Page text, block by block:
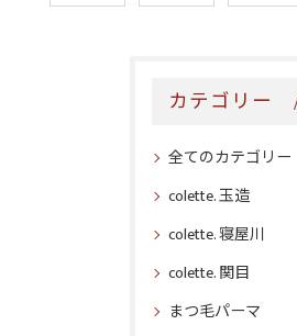
カテゴリー
全てのカテゴリー
colette. 玉造
colette. 寝屋川
colette. 関目
まつ毛パーマ